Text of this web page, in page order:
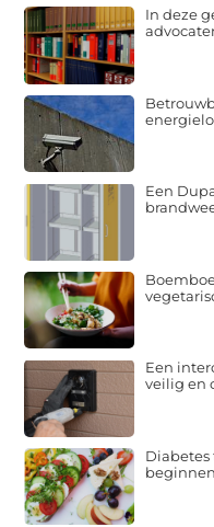
In deze
Een
Een
veilig en
Diabetes